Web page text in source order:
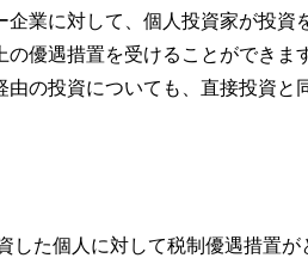
企業に対して、個人投資家が投資
優遇措置を受けることができま
の投資についても、直接投資と
した個人に対して税制優遇措置